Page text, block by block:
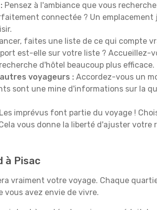
Pensez à l'ambiance que vous
connectée ? Un
faites une liste de ce qui compte
est-elle sur votre liste ? Accueillez-
d'hôtel beaucoup plus efficace.
voyageurs : Accordez-vous un
sont une mine d'informations sur la
Les imprévus font partie du voyage !
vous donne la liberté d'ajuster
à Pisac
vraiment votre voyage. Chaque
vous avez envie de vivre.